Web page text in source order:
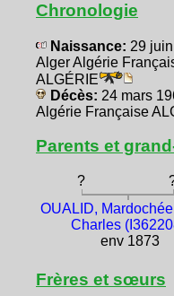
Chronologie
Naissance: 29
Alger Algérie
ALGÉRIE
Décès: 24 mars
Algérie Française
Parents et
?
OUALID,
Charles
env 1873
Frères et sœurs